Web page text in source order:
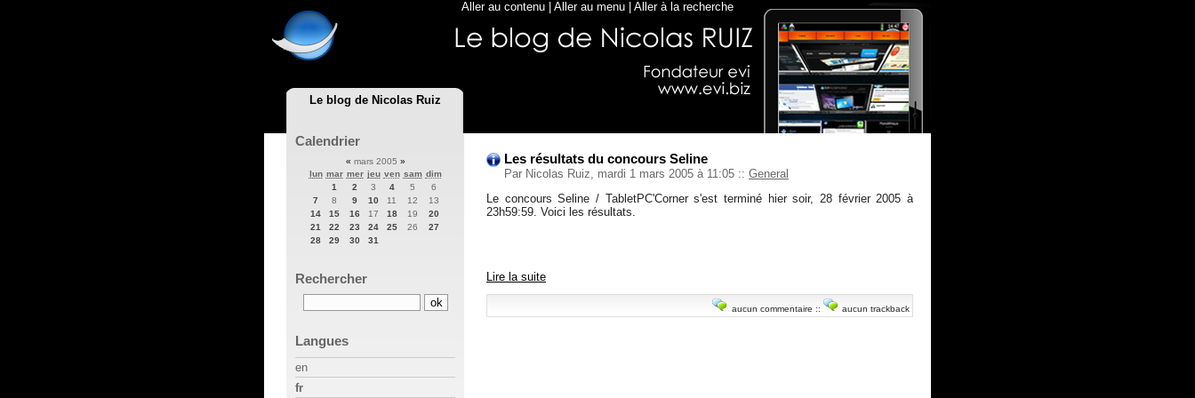
Le blog de Nicolas Ruiz
Aller au contenu Aller au menu Aller à la recherche
Les résultats du concours Seline
Par Nicolas Ruiz, mardi 1 mars 2005 à 11:05 :: General
Le concours Seline / TabletPC'Corner s'est terminé hier soir, 28 février 2005 à
23h59:59. Voici les résultats.
Lire la suite
aucun commentaire :: aucun trackback
Calendrier
« mars 2005 »
lun mar mer jeu ven sam dim
1
2 3 4 5
6
7
8 9 10 11 12
13
14
15 16 17 18 19
20
21
22 23 24 25 26
27
28
29 30 31
Rechercher
Langues
en
fr